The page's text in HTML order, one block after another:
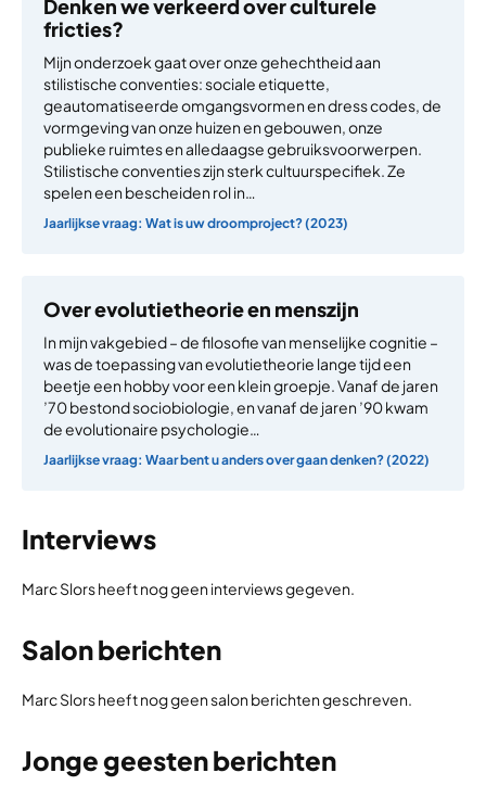
Denken we verkeerd over culturele
fricties?
Mijn onderzoek gaat over onze gehechtheid aan
stilistische conventies: sociale etiquette,
geautomatiseerde omgangsvormen en dress codes, de
vormgeving van onze huizen en gebouwen, onze
publieke ruimtes en alledaagse gebruiksvoorwerpen.
Stilistische conventies zijn sterk cultuurspecifiek. Ze
spelen een bescheiden rol in…
Jaarlijkse vraag: Wat is uw droomproject? (2023)
Over evolutietheorie en menszijn
In mijn vakgebied – de filosofie van menselijke cognitie –
was de toepassing van evolutietheorie lange tijd een
beetje een hobby voor een klein groepje. Vanaf de jaren
’70 bestond sociobiologie, en vanaf de jaren ’90 kwam
de evolutionaire psychologie…
Jaarlijkse vraag: Waar bent u anders over gaan denken? (2022)
Interviews
Marc Slors heeft nog geen interviews gegeven.
Salon berichten
Marc Slors heeft nog geen salon berichten geschreven.
Jonge geesten berichten